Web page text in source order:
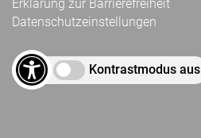
Erklärung zur Barrierefreiheit
Datenschutzeinstellungen
Kontrastmodus aus